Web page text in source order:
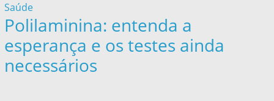
Saúde
Polilaminina: entenda a
esperança e os testes ainda
necessários